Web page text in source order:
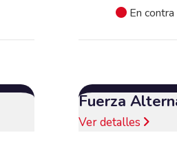
En contra
Fuerza
Ver detalles